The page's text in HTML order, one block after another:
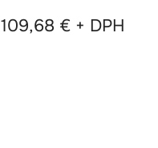
109,68 € + DPH